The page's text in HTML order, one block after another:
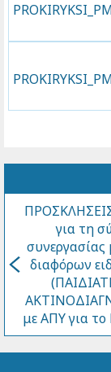
για τη
συνεργασίας
διαφόρων
με ΑΠΥ για